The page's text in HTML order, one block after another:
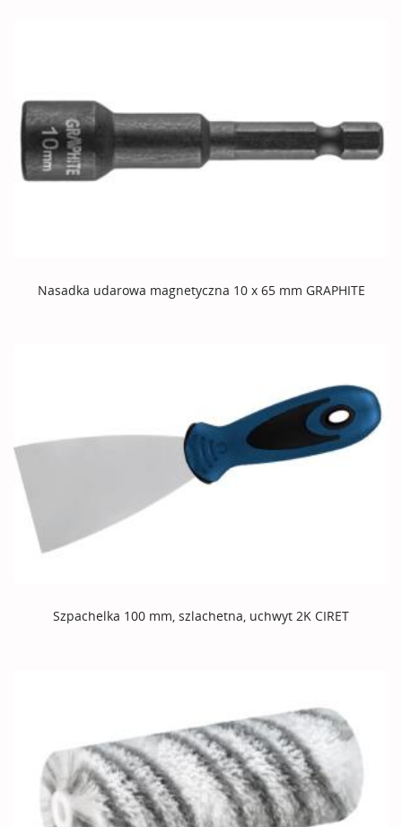
Nasadka udarowa magnetyczna 10 x 65 mm GRAPHITE
Szpachelka 100 mm, szlachetna, uchwyt 2K CIRET